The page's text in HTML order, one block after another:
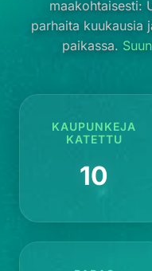
maakohtaisesti:
parhaita kuukausia
paikassa.
KAUPUNKEJA
KATETTU
10